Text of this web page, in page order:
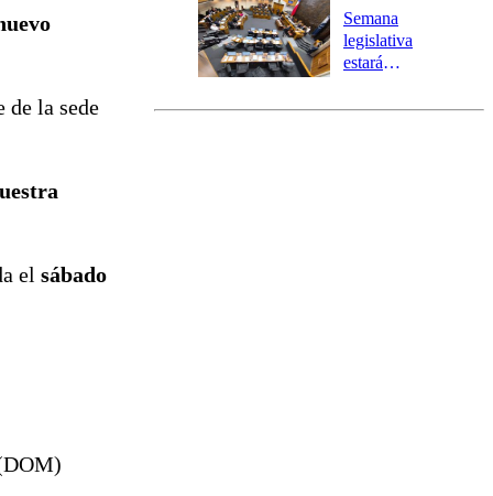
de la sede
el sábado
Preventiva en
tres comunas
Semana
legislativa
estará
el fin de la